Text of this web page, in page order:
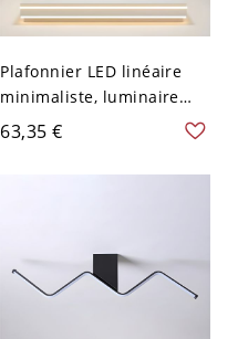
Plafonnier LED linéaire
minimaliste, luminaire
encastré en aluminium à
profil bas - 110 V-120 V
60,96 cm Chaud
63,35 €